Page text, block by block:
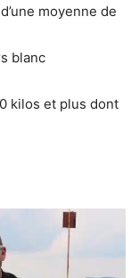
moyenne de
blanc
kilos et plus dont